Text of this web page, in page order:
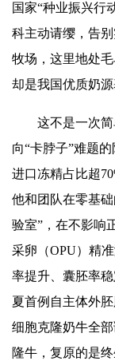
国家“种业振兴行
科主动请缨，告
牧场，这里地处
却是我国优质奶源
这不是一次
向“卡脖子”难题
进口冻精占比超
他和团队在零基
验室”，在不影响
采卵（OPU）精
率提升、囊胚率
夏首例自主体外
细胞克隆奶牛全
隆牛，复原的是